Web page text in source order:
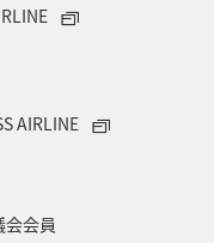
AIRLINE
会員